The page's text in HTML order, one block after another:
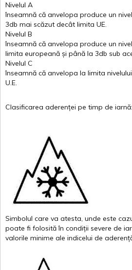
Nivelul A
înseamnă că anvelopa produce un nivel
3db mai scăzut decât limita UE.
Nivelul B
înseamnă că anvelopa produce un nivel
limita europeană și până la 3db sub
Nivelul C
înseamnă că anvelopa la limita nivelului
U.E.
Clasificarea aderenței pe timp de iarnă:
Simbolul care va atesta, unde este
poate fi folosită în condiții severe de
valorile minime ale indicelui de